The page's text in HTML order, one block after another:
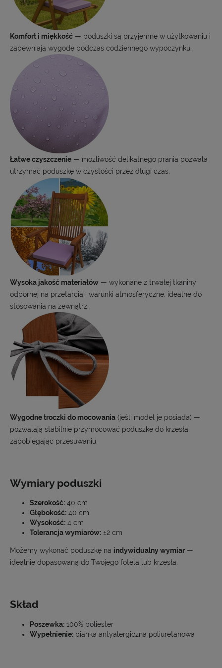
Komfort i miękkość — poduszki są przyjemne w użytkowaniu i
zapewniają wygodę podczas codziennego wypoczynku.
Łatwe czyszczenie — możliwość delikatnego prania pozwala
utrzymać poduszkę w czystości przez długi czas.
Wysoka jakość materiałów — wykonane z trwałej tkaniny
odpornej na przetarcia i warunki atmosferyczne, idealne do
stosowania na zewnątrz.
Wygodne troczki do mocowania (jeśli model je posiada) —
pozwalają stabilnie przymocować poduszkę do krzesła,
zapobiegając przesuwaniu.
Wymiary poduszki
Szerokość: 40 cm
Głębokość: 40 cm
Wysokość: 4 cm
Tolerancja wymiarów: ±2 cm
Możemy wykonać poduszkę na indywidualny wymiar—
idealnie dopasowaną do Twojego fotela lub krzesła.
Skład
Poszewka: 100% poliester
Wypełnienie: pianka antyalergiczna poliuretanowa